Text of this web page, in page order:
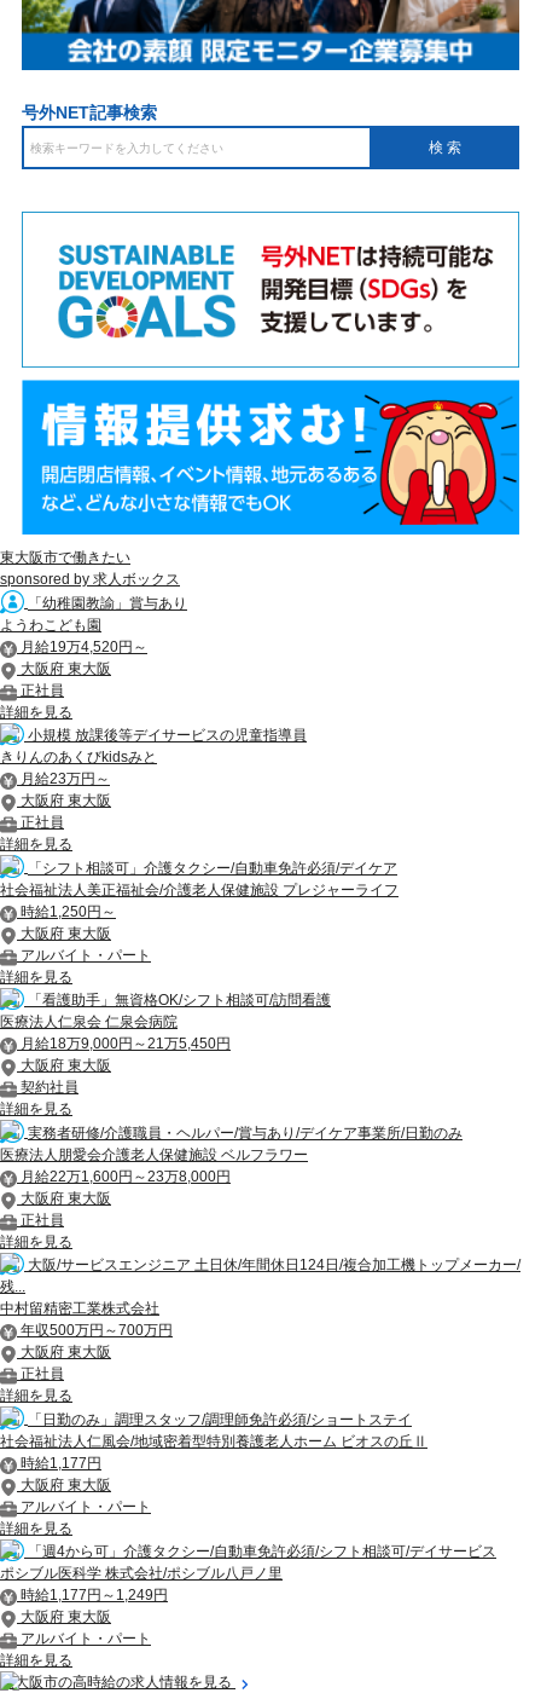
号外NET記事検索
東大阪市で働きたい
sponsored by 求人ボックス
「幼稚園教諭」賞与あり
ようわこども園
月給19万4,520円～
大阪府 東大阪
正社員
詳細を見る
小規模 放課後等デイサービスの児童指導員
きりんのあくびkidsみと
月給23万円～
大阪府 東大阪
正社員
詳細を見る
「シフト相談可」介護タクシー/自動車免許必須/デイケア
社会福祉法人美正福祉会/介護老人保健施設 プレジャーライフ
時給1,250円～
大阪府 東大阪
アルバイト・パート
詳細を見る
「看護助手」無資格OK/シフト相談可/訪問看護
医療法人仁泉会 仁泉会病院
月給18万9,000円～21万5,450円
大阪府 東大阪
契約社員
詳細を見る
実務者研修/介護職員・ヘルパー/賞与あり/デイケア事業所/日勤のみ
医療法人朋愛会介護老人保健施設 ベルフラワー
月給22万1,600円～23万8,000円
大阪府 東大阪
正社員
詳細を見る
大阪/サービスエンジニア 土日休/年間休日124日/複合加工機トップメーカー/
残...
中村留精密工業株式会社
年収500万円～700万円
大阪府 東大阪
正社員
詳細を見る
「日勤のみ」調理スタッフ/調理師免許必須/ショートステイ
社会福祉法人仁風会/地域密着型特別養護老人ホーム ビオスの丘Ⅱ
時給1,177円
大阪府 東大阪
アルバイト・パート
詳細を見る
「週4から可」介護タクシー/自動車免許必須/シフト相談可/デイサービス
ポシブル医科学 株式会社/ポシブル八戸ノ里
時給1,177円～1,249円
大阪府 東大阪
アルバイト・パート
詳細を見る
東大阪市の高時給の求人情報を見る